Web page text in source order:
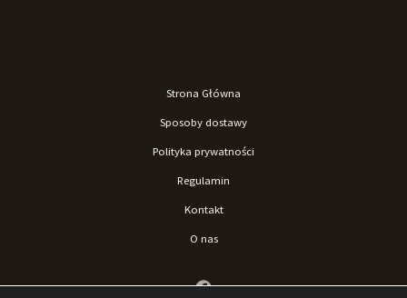
Strona Główna
Sposoby dostawy
Polityka prywatności
Regulamin
Kontakt
O nas